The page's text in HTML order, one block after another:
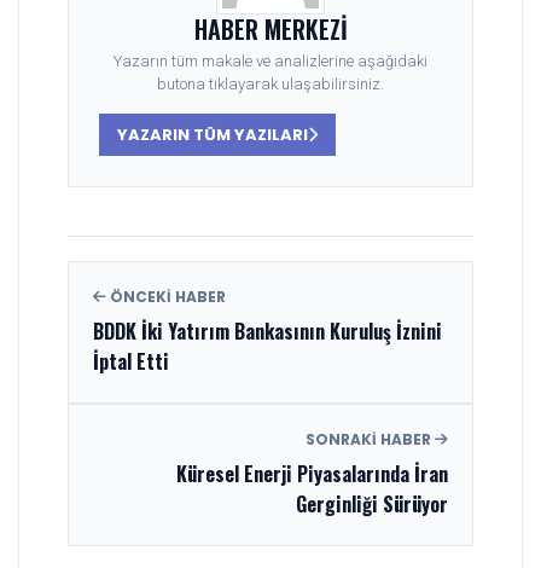
HABER MERKEZI
Yazarın tüm makale ve analizlerine aşağıdaki
butona tıklayarak ulaşabilirsiniz.
YAZARIN TÜM YAZILARI
ÖNCEKI HABER
BDDK İki Yatırım Bankasının Kuruluş İznini
İptal Etti
SONRAKI HABER
Küresel Enerji Piyasalarında İran
Gerginliği Sürüyor